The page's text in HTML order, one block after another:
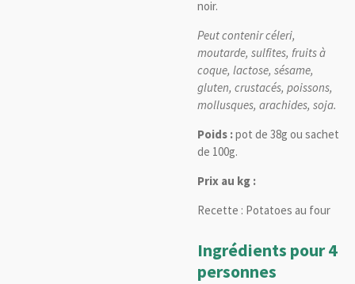
noir.
Peut contenir céleri,
moutarde, sulfites, fruits à
coque, lactose, sésame,
gluten, crustacés, poissons,
mollusques, arachides, soja.
Poids :pot de 38g ou sachet
de 100g.
Prix au kg :
Recette : Potatoes au four
Ingrédients pour 4
personnes